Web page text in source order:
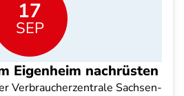
17
SEP
Eigenheim nachrüsten
Verbraucherzentrale Sachsen-